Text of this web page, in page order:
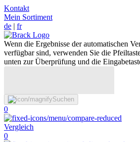
Kontakt
Mein Sortiment
de | fr
Wenn die Ergebnisse der automatischen
verfügbar sind, verwenden Sie die
unten zur Überprüfung und die
Suchen
0
Vergleich
0